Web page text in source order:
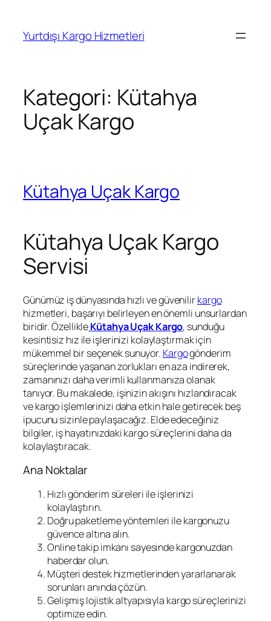
Yurtdışı Kargo Hizmetleri
Kategori: Kütahya
Uçak Kargo
Kütahya Uçak Kargo
Kütahya Uçak Kargo
Servisi
Günümüz iş dünyasında hızlı ve güvenilirkargo
hizmetleri, başarıyı belirleyen en önemli unsurlardan
biridir. ÖzellikleKütahya Uçak Kargo, sunduğu
kesintisiz hız ile işlerinizi kolaylaştırmak için
mükemmel bir seçenek sunuyor. Kargogönderim
süreçlerinde yaşanan zorlukları en aza indirerek,
zamanınızı daha verimli kullanmanıza olanak
tanıyor. Bu makalede, işinizin akışını hızlandıracak
ve kargo işlemlerinizi daha etkin hale getirecek beş
ipucunu sizinle paylaşacağız. Elde edeceğiniz
bilgiler, iş hayatınızdaki kargo süreçlerini daha da
kolaylaştıracak.
Ana Noktalar
Hızlı gönderim süreleri ile işlerinizi
kolaylaştırın.
Doğru paketleme yöntemleri ile kargonuzu
güvence altına alın.
Online takip imkanı sayesinde kargonuzdan
haberdar olun.
Müşteri destek hizmetlerinden yararlanarak
sorunları anında çözün.
Gelişmiş lojistik altyapısıyla kargo süreçlerinizi
optimize edin.